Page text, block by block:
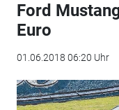
Ford
Euro
01.06.2018 06:20 Uhr